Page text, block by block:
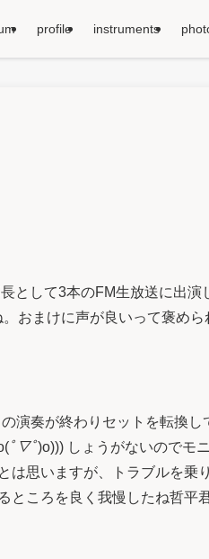
profile instruments
として3本のFM生放送に出演
おまけに声が良いって褒めら
演奏が終わりセットを転換
ﾟ▽ﾟ)o))) しょうがないのでモ
は思いますが、トラブルを乗
ところを良く我慢したね哲平